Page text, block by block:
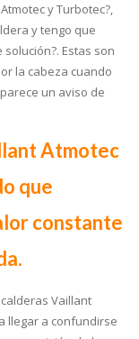
y Turbotec?,
y tengo que
Estas son
la cabeza cuando
un aviso de
Atmotec
que
constante
Vaillant
llegar a confundirse